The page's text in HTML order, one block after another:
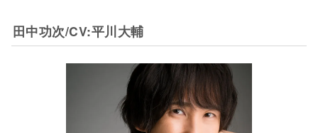
田中功次/CV:平川大輔